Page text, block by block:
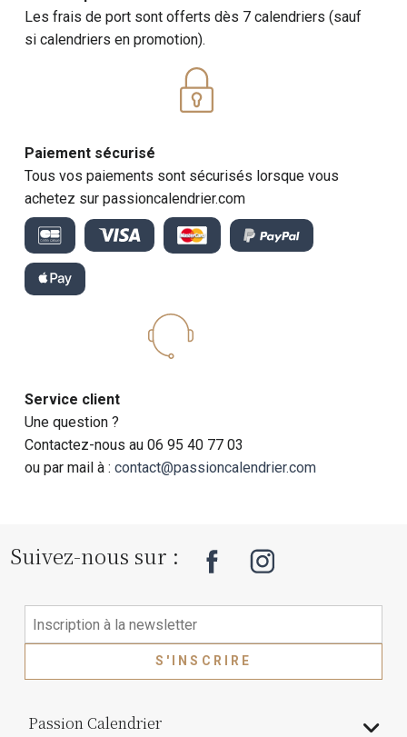
Les frais de port sont offerts dès 7 calendriers (sauf
si calendriers en promotion).
Paiement sécurisé
Tous vos paiements sont sécurisés lorsque vous
achetez sur passioncalendrier.com
Service client
Une question ?
Contactez-nous au 06 95 40 77 03
ou par mail à :contact@passioncalendrier.com
Suivez-nous sur :
S'INSCRIRE
Passion Calendrier